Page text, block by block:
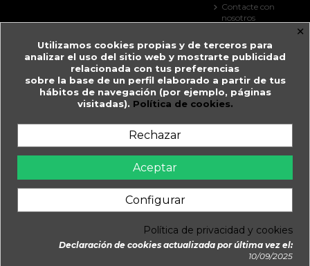
Añadir al carrito
Contacte con
nosotros
Tiendas
Farmacia Guitart
Prat de la Creu, 59
Andorra
+376 825 033
farmaciaguitart@andorra.ad
Farmàcia Guitart en Andorra la Vella.
© 2026 - Farmàcia Guitart, Creada y Gestionada perDaimatics
×
Utilizamos cookies propias y de terceros para
analizar el uso del sitio web y mostrarte publicidad
relacionada con tus preferencias
sobre la base de un perfil elaborado a partir de tus
hábitos de navegación (por ejemplo, páginas
visitadas). Política de cookies.
Rechazar
Aceptar
Configurar
Política de privacidad y cookies
Declaración de cookies actualizada por última vez el:
10/09/2025